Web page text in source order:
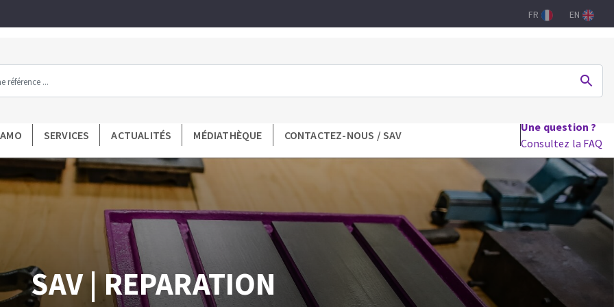
DE DIAMANTE
à profil
à profil
FERRAMENTAS DE LADRILHO
Préparation du support
Mesure et traçage
Préparation de la colle
Application de la colle
Découpe des carreaux et panneaux
Pose des carreaux
Croisillons et cales
FERRAMENTAS PARA CARPINTARIA
Lames de scie circulaire
Lames de scie sauteuse
Lames de scie sabre
Mèches
Fraises carbure
Fers et plaquettes
Lames de scie à ruban
FR EN
SERVICES ACTUALITÉS MÉDIATHÈQUE CONTACTEZ-NOUS / SAV
Une question ?
Consultez la FAQ
SAV | REPARATION